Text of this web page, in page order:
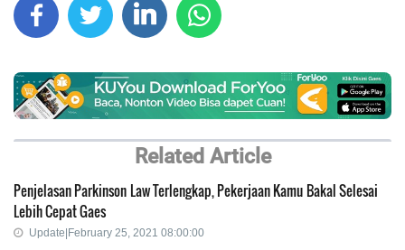
Related Article
Penjelasan Parkinson Law Terlengkap, Pekerjaan Kamu Bakal Selesai
Lebih Cepat Gaes
Update|February 25, 2021 08:00:00